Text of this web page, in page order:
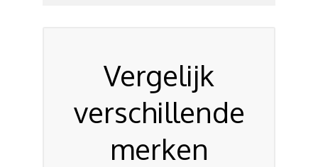
Vergelijk
verschillende
merken